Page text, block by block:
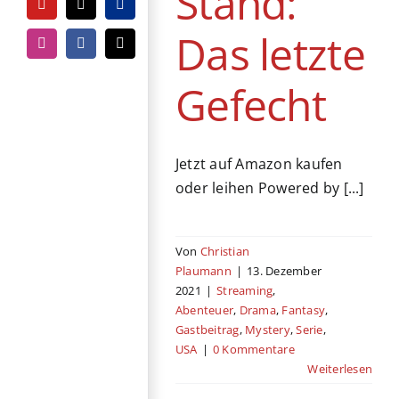
YouTubeTiktokPayPal
InstagramFacebook
E-
Mail
Das letzte
Gefecht
Jetzt auf Amazon kaufen
oder leihen Powered by [...]
Von Christian
Plaumann | 13. Dezember
2021 | Streaming,
Abenteuer, Drama, Fantasy,
Gastbeitrag, Mystery,Serie,
USA | 0 Kommentare
Weiterlesen